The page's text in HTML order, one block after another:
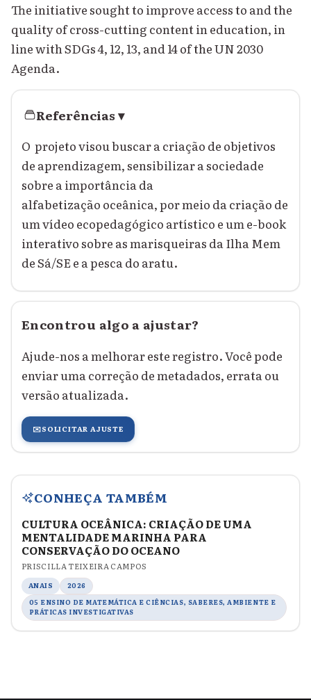
The initiative sought to improve access to and the
quality of cross-cutting content in education, in
line with SDGs 4, 12, 13, and 14 of the UN 2030
Agenda.
Referências▾
O projeto visou buscar a criação de objetivos
de aprendizagem, sensibilizar a sociedade
sobre a importância da
alfabetização oceânica, por meio da criação de
um vídeo ecopedagógico artístico e um e-book
interativo sobre as marisqueiras da Ilha Mem
de Sá/SE e a pesca do aratu.
Encontrou algo a ajustar?
Ajude-nos a melhorar este registro. Você pode
enviar uma correção de metadados, errata ou
versão atualizada.
✉️SOLICITAR AJUSTE
CONHEÇA TAMBÉM
CULTURA OCEÂNICA: CRIAÇÃO DE UMA
MENTALIDADE MARINHA PARA
CONSERVAÇÃO DO OCEANO
PRISCILLA TEIXEIRA CAMPOS
ANAIS
2026
05 ENSINO DE MATEMÁTICA E CIÊNCIAS, SABERES, AMBIENTE E
PRÁTICAS INVESTIGATIVAS